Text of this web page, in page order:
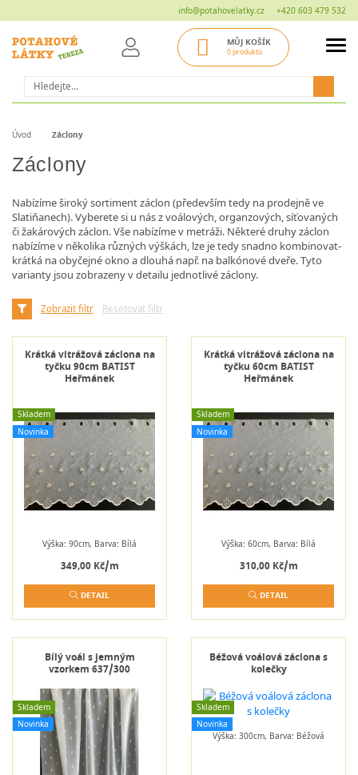
info@potahovelatky.cz +420 603 479 532
Hledat
MŮJ KOŠÍK
0 produktů
Úvod Záclony
Záclony
Nabízíme široký sortiment záclon (především tedy na prodejně ve
Slatiňanech). Vyberete si u nás z voálových, organzových, síťovaných
či žakárových záclon. Vše nabízíme v metráži. Některé druhy záclon
nabízíme v několika různých výškách, lze je tedy snadno kombinovat-
krátká na obyčejné okno a dlouhá např. na balkónové dveře. Tyto
varianty jsou zobrazeny v detailu jednotlivé záclony.
Zobrazit filtr Resetovat filtr
Krátká vitrážová záclona na
tyčku 90cm BATIST
Heřmánek
Skladem
Novinka
Výška: 90cm, Barva: Bílá
349,00 Kč/m
DETAIL
Krátká vitrážová záclona na
tyčku 60cm BATIST
Heřmánek
Skladem
Novinka
Výška: 60cm, Barva: Bílá
310,00 Kč/m
DETAIL
Bílý voál s jemným
vzorkem 637/300
Skladem
Novinka
Béžová voálová záclona s
kolečky
Skladem
Novinka
Výška: 300cm, Barva: Béžová